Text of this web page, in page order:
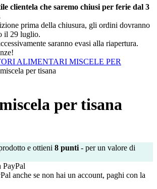
clientela che saremo chiusi per ferie dal 3
prima della chiusura, gli ordini dovranno
il 29 luglio.
saranno evasi alla riapertura.
ALIMENTARI MISCELE PER
per tisana
per tisana
e ottieni 8 punti - per un valore di
PayPal
anche se non hai un account, paghi con la